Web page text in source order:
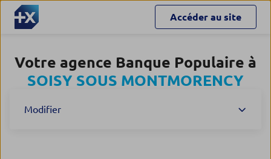
Accéder au site
Votre agence Banque Populaire à
SOISY SOUS MONTMORENCY
Modifier